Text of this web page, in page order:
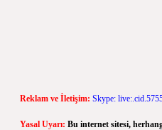
Reklam ve İletişim: Skype:
Yasal Uyarı: Bu internet sitesi,